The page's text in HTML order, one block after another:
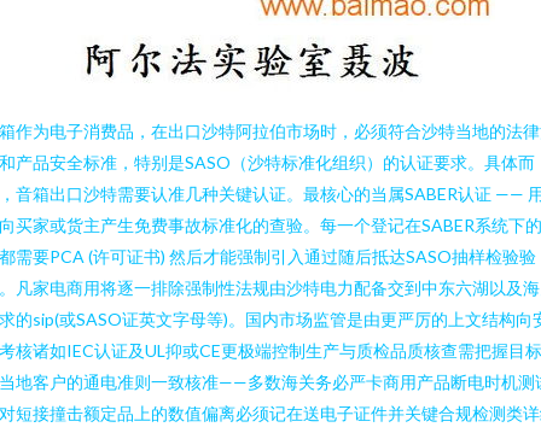
作为电子消费品，在出口沙特阿拉伯市场时，必须符合沙特当地的法
产品安全标准，特别是SASO（沙特标准化组织）的认证要求。具体而
音箱出口沙特需要认准几种关键认证。最核心的当属SABER认证 ——
买家或货主产生免费事故标准化的查验。每一个登记在SABER系统下
需要PCA (许可证书) 然后才能强制引入通过随后抵达SASO抽样检验验
凡家电商用将逐一排除强制性法规由沙特电力配备交到中东六湖以及
的sip(或SASO证英文字母等)。国内市场监管是由更严厉的上文结构向
核诸如IEC认证及UL抑或CE更极端控制生产与质检品质核查需把握目
地客户的通电准则一致核准——多数海关务必严卡商用产品断电时机测
短接撞击额定品上的数值偏离必须记在送电子证件并关键合规检测类